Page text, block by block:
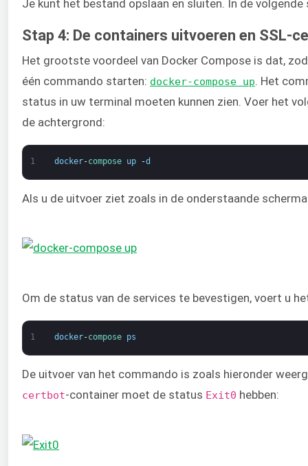
Je kunt het bestand opslaan en sluiten. In de
Stap 4: De containers uitvoeren en SSL-
Het grootste voordeel van Docker Compose is dat,
één commando starten: docker-compose up . Het
status in uw terminal moeten kunnen zien. Voer het
de achtergrond:
1 docker-compose up -d
Als u de uitvoer ziet zoals in de onderstaande
Om de status van de services te bevestigen, voert u
1 docker-compose ps
De uitvoer van het commando is zoals hieronder
certbot-container moet de status Exit0 hebben: